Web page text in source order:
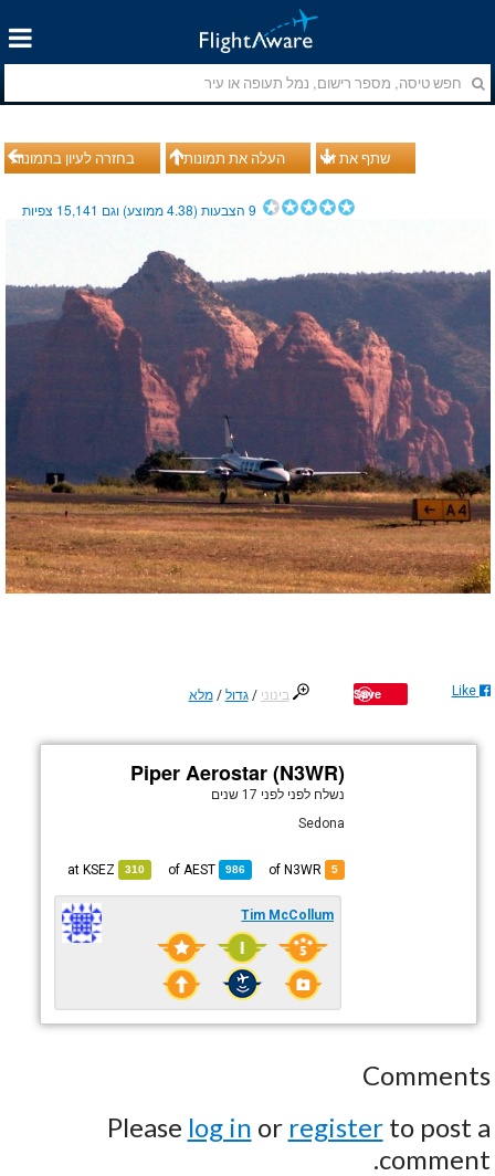
בחזרה לעיון בתמונות העלה את תמונותיך שתף את זה
9הצבעות (4.38ממוצע) וגם 15,141 צפיות
בינוני /גדול /מלא Like
Save
Piper Aerostar (N3WR)
נשלח לפני לפני 17 שנים
Sedona
5
986
AEST
310
KSEZ
Tim McCollum
Comments
Please log in or registerto post a
comment.